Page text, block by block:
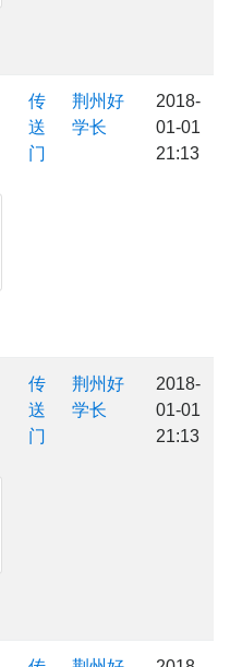
传
送
门
荆州好
学长
2018-
01-01
21:13
传
送
门
荆州好
学长
2018-
01-01
21:13